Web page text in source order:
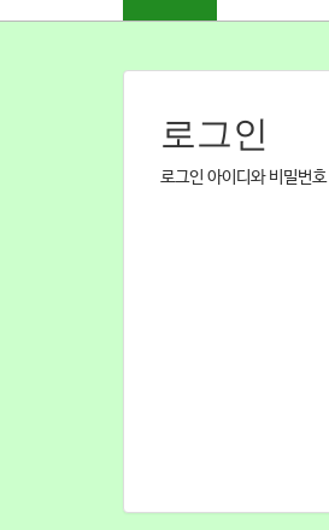
로그인
로그인 아이디와 비밀번